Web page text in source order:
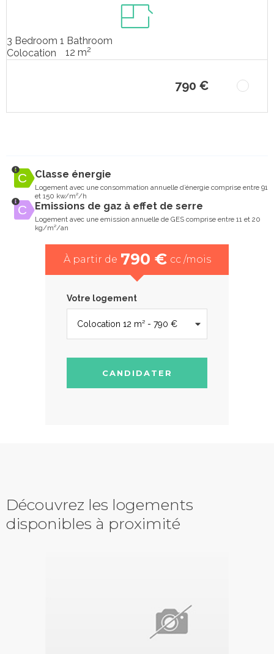
3 Bedroom 1 Bathroom
Colocation
12 m2
790 €
Classe énergie
Logement avec une consommation annuelle d’énergie comprise entre 91
et 150 kw/m²/h
Emissions de gaz à effet de serre
Logement avec une emission annuelle de GES comprise entre 11 et 20
kg/m²/an
À partir de 790 € cc /mois
Votre logement
CANDIDATER
Découvrez les logements
disponibles à proximité